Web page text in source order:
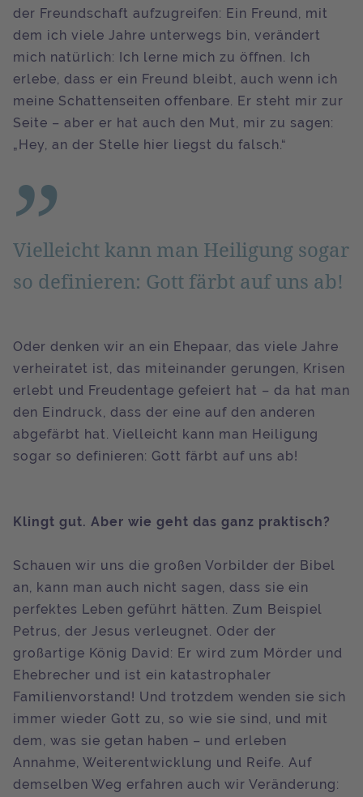
der Freundschaft aufzugreifen: Ein Freund, mit
dem ich viele Jahre unterwegs bin, verändert
mich natürlich: Ich lerne mich zu öffnen. Ich
erlebe, dass er ein Freund bleibt, auch wenn ich
meine Schattenseiten offenbare. Er steht mir zur
Seite – aber er hat auch den Mut, mir zu sagen:
„Hey, an der Stelle hier liegst du falsch.“
Vielleicht kann man Heiligung sogar
so definieren: Gott färbt auf uns ab!
Oder denken wir an ein Ehepaar, das viele Jahre
verheiratet ist, das miteinander gerungen, Krisen
erlebt und Freudentage gefeiert hat – da hat man
den Eindruck, dass der eine auf den anderen
abgefärbt hat. Vielleicht kann man Heiligung
sogar so definieren: Gott färbt auf uns ab!
Klingt gut. Aber wie geht das ganz praktisch?
Schauen wir uns die großen Vorbilder der Bibel
an, kann man auch nicht sagen, dass sie ein
perfektes Leben geführt hätten. Zum Beispiel
Petrus, der Jesus verleugnet. Oder der
großartige König David: Er wird zum Mörder und
Ehebrecher und ist ein katastrophaler
Familienvorstand! Und trotzdem wenden sie sich
immer wieder Gott zu, so wie sie sind, und mit
dem, was sie getan haben – und erleben
Annahme, Weiterentwicklung und Reife. Auf
demselben Weg erfahren auch wir Veränderung: